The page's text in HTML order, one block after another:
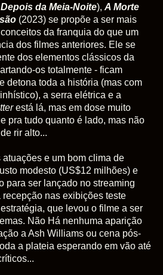
da Meia-Noite), A Morte
(2023) se propõe a ser mais
da franquia do que um
dos filmes anteriores. Ele se
dos elementos clássicos da
os totalmente - ficam
detona toda a história (mas com
a serra elétrica e a
está lá, mas em dose muito
pra tudo quanto é lado, mas não
rir alto...
e um bom clima de
modesto (US$12 milhões) e
para ser lançado no streaming
recepção nas exibições teste
que levou o filme a ser
Não Há nenhuma aparição
a Ash Williams ou cena pós-
a plateia esperando em vão até